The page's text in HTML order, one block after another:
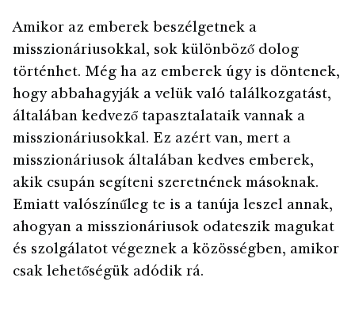
Amikor az emberek beszélgetnek a
misszionáriusokkal, sok különböző dolog
történhet. Még ha az emberek úgy is döntenek,
hogy abbahagyják a velük való találkozgatást,
általában kedvező tapasztalataik vannak a
misszionáriusokkal. Ez azért van, mert a
misszionáriusok általában kedves emberek,
akik csupán segíteni szeretnének másoknak.
Emiatt valószínűleg te is a tanúja leszel annak,
ahogyan a misszionáriusok odateszik magukat
és szolgálatot végeznek a közösségben, amikor
csak lehetőségük adódik rá.